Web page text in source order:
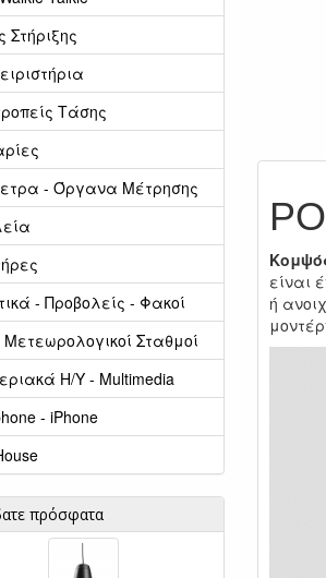
είναι
ή
Στήριξης
Τάσης
- Όργανα Μέτρησης
- Προβολείς - Φακοί
Μετεωρολογικοί Σταθμοί
Η/Υ - Multimedia
- iPhone
πρόσφατα